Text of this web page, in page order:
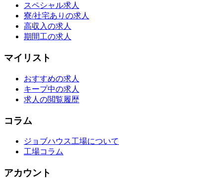
スペシャル求人
寮/社宅ありの求人
高収入の求人
期間工の求人
マイリスト
おすすめの求人
キープ中の求人
求人の閲覧履歴
コラム
ジョブハウス工場について
工場コラム
アカウント